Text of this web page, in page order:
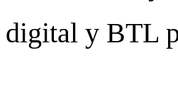
digital y BTL